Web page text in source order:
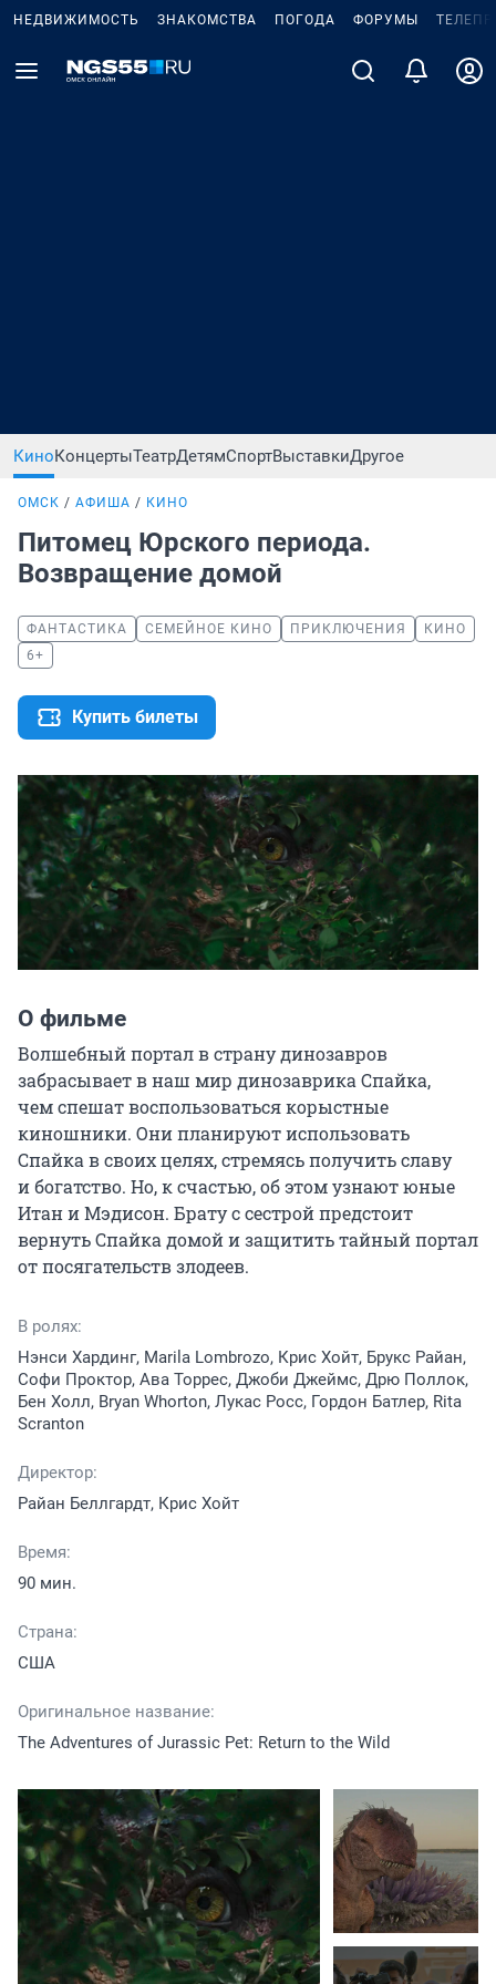
НЕДВИЖИМОСТЬ ЗНАКОМСТВА ПОГОДА ФОРУМЫ
КиноКонцертыТеатрДетямСпортВыставкиДругое
ОМСК АФИША КИНО
Питомец Юрского периода.
Возвращение домой
ФАНТАСТИКА СЕМЕЙНОЕ КИНО ПРИКЛЮЧЕНИЯ
КИНО
6+
Купить билеты
О фильме
Волшебный портал в страну динозавров
забрасывает в наш мир динозаврика Спайка,
чем спешат воспользоваться корыстные
киношники. Они планируют использовать
Спайка в своих целях, стремясь получить славу
и богатство. Но, к счастью, об этом узнают юные
Итан и Мэдисон. Брату с сестрой предстоит
вернуть Спайка домой и защитить тайный портал
от посягательств злодеев.
В ролях:
Нэнси Хардинг, Marila Lombrozo, Крис Хойт, Брукс Райан,
Софи Проктор, Ава Торрес, Джоби Джеймс, Дрю Поллок,
Бен Холл, Bryan Whorton, Лукас Росс, Гордон Батлер, Rita
Scranton
Директор:
Райан Беллгардт, Крис Хойт
Время:
90 мин.
Страна:
США
Оригинальное название:
The Adventures of Jurassic Pet: Return to the Wild